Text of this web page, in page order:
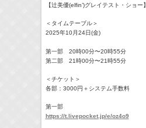
【辻美優(elfin’)グレイテスト・ショー】
＜タイムテーブル＞
2025年10月24日(金)
第一部 20時00分〜20時55分
第二部 21時00分〜21時55分
＜チケット＞
各部：3000円＋システム手数料
第一部
https://t.livepocket.jp/e/oz4o9